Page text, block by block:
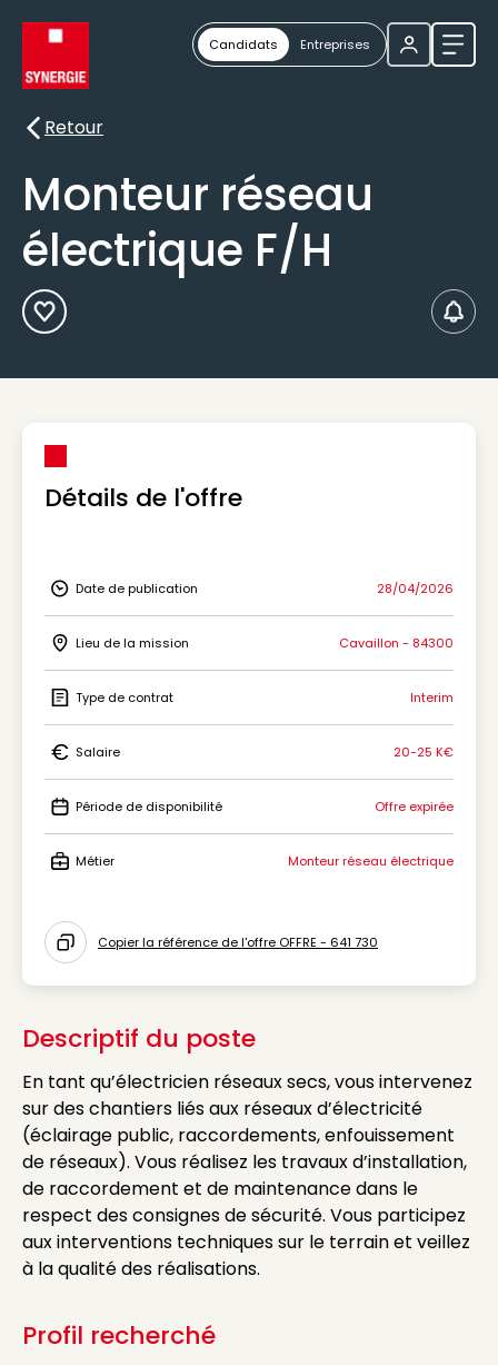
Candidats Entreprises
Retour
Retour
Monteur réseau
électrique F/H
Ajouter aux Favoris
Détails de l'offre
Icon Date de publication
Date de publication 28/04/2026
Icon Lieu de la mission
Lieu de la mission Cavaillon - 84300
Icon Type de contrat
Type de contrat Interim
Icon Salaire
Salaire 20-25 K€
Icon Période de disponibilité
Période de disponibilité Offre expirée
Métier Monteur réseau électrique
Icon copy to clipboard
Copier la référence de l'offre OFFRE - 641 730
Descriptif du poste
En tant qu’électricien réseaux secs, vous intervenez
sur des chantiers liés aux réseaux d’électricité
(éclairage public, raccordements, enfouissement
de réseaux). Vous réalisez les travaux d’installation,
de raccordement et de maintenance dans le
respect des consignes de sécurité. Vous participez
aux interventions techniques sur le terrain et veillez
à la qualité des réalisations.
Profil recherché